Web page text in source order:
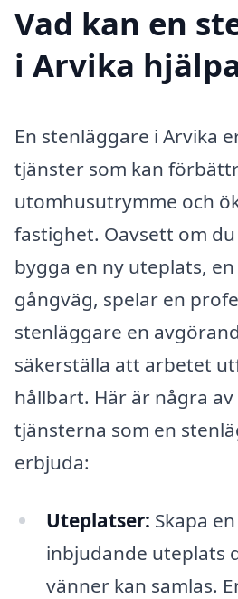
Vad kan en
i Arvika
En stenläggare i Arvika
tjänster som kan
utomhusutrymme och
fastighet. Oavsett om
bygga en ny uteplats,
gångväg, spelar en
stenläggare en
säkerställa att arbetet
hållbart. Här är några
tjänsterna som en
erbjuda:
Uteplatser: Skapa
inbjudande uteplats
vänner kan samlas.